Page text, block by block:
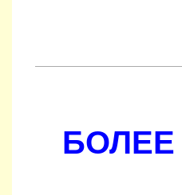
БОЛЕЕ